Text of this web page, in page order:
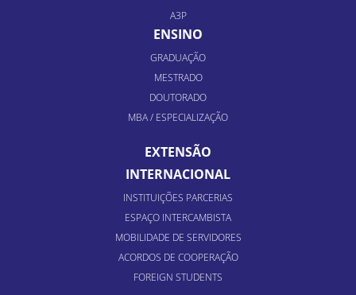
A3P
ENSINO
GRADUAÇÃO
MESTRADO
DOUTORADO
MBA / ESPECIALIZAÇÃO
EXTENSÃO
INTERNACIONAL
INSTITUIÇÕES PARCERIAS
ESPAÇO INTERCAMBISTA
MOBILIDADE DE SERVIDORES
ACORDOS DE COOPERAÇÃO
FOREIGN STUDENTS